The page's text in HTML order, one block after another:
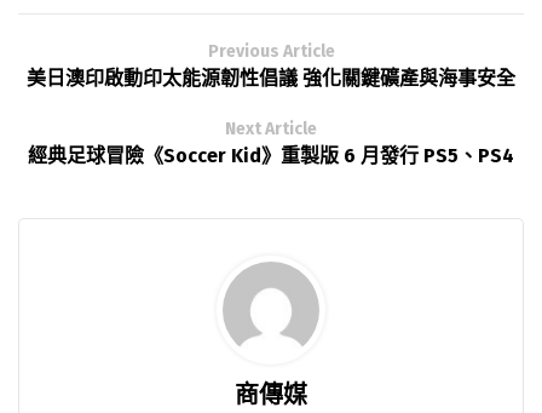
Previous Article
美日澳印啟動印太能源韌性倡議 強化關鍵礦產與海事安全
Next Article
經典足球冒險《Soccer Kid》重製版 6 月發行 PS5、PS4
商傳媒